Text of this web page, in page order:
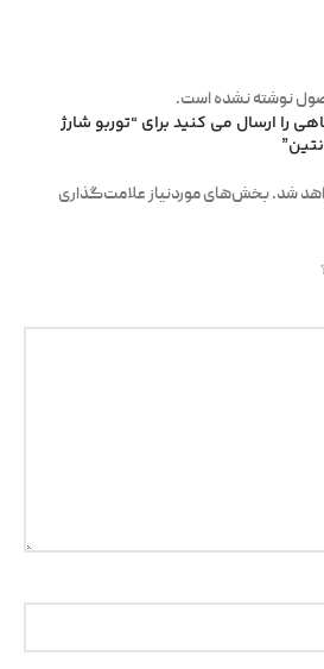
نوشته نشده است.
را ارسال می کنید برای “توربو شارژ
شد.بخش‌های موردنیاز علامت‌گذاری